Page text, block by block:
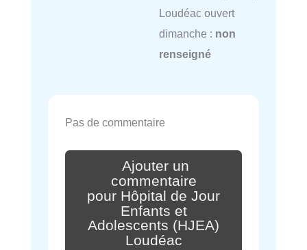
Loudéac ouvert
dimanche : non
renseigné
Pas de commentaire
Ajouter un
commentaire
pour Hôpital de Jour
Enfants et
Adolescents (HJEA)
Loudéac